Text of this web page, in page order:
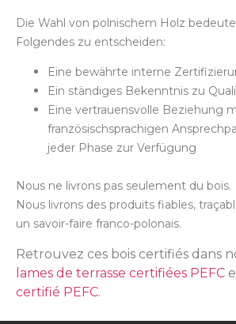
Die Wahl von polnischem Holz
Folgendes zu entscheiden:
Eine bewährte interne
Ein ständiges Bekenntnis zu
Eine vertrauensvolle Beziehung
französischsprachigen
jeder Phase zur Verfügung
Nous ne livrons pas seulement du bois.
Nous livrons des produits fiables,
un savoir-faire franco-polonais.
Retrouvez ces bois certifiés dans
lames de terrasse certifiées PEFC
certifié PEFC.